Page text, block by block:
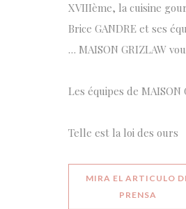
XVIIIème, la cuisine
Brice GANDRE et ses
… MAISON GRIZLAW
Les équipes de
Telle est la loi des ours
MIRA EL ARTICULO
PRENSA